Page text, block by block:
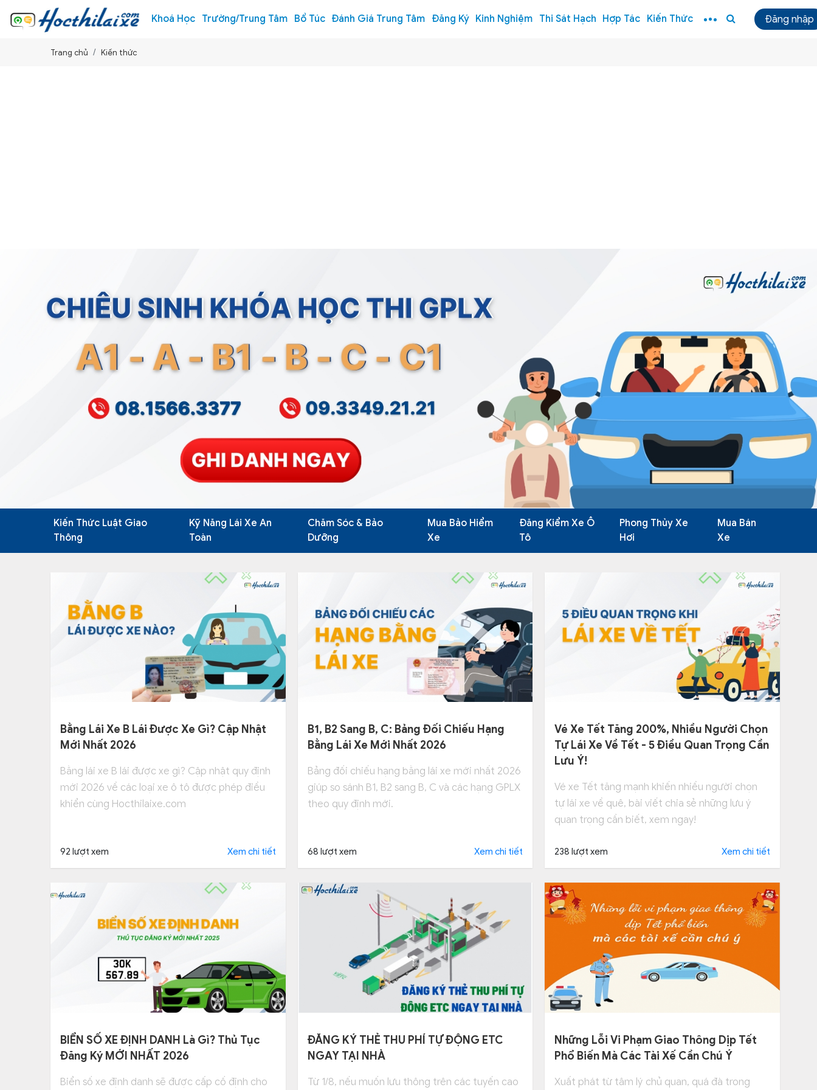
Khoá Học Trường/Trung Tâm Bổ Túc Đánh Giá Trung Tâm Đăng Ký Kinh Nghiệm Thi Sát Hạch Hợp Tác Kiến Thức Đăng nhập
Trang chủ Kiến thức
Kiến Thức Luật Giao
Thông
Kỹ Năng Lái Xe An
Toàn
Chăm Sóc & Bảo
Dưỡng
Mua Bảo Hiểm
Xe
Đăng Kiểm Xe Ô
Tô
Phong Thủy Xe
Hơi
Mua Bán
Xe
Bằng Lái Xe B Lái Được Xe Gì? Cập Nhật
Mới Nhất 2026
Bằng lái xe B lái được xe gì? Cập nhật quy định
mới 2026 về các loại xe ô tô được phép điều
khiển cùng Hocthilaixe.com
92 lượt xem Xem chi tiết
B1, B2 Sang B, C: Bảng Đối Chiếu Hạng
Bằng Lái Xe Mới Nhất 2026
Bảng đối chiếu hạng bằng lái xe mới nhất 2026
giúp so sánh B1, B2 sang B, C và các hạng GPLX
theo quy định mới.
68 lượt xem Xem chi tiết
Vé Xe Tết Tăng 200%, Nhiều Người Chọn
Tự Lái Xe Về Tết - 5 Điều Quan Trọng Cần
Lưu Ý!
Vé xe Tết tăng mạnh khiến nhiều người chọn
tự lái xe về quê, bài viết chia sẻ những lưu ý
quan trọng cần biết, xem ngay!
238 lượt xem Xem chi tiết
BIỂN SỐ XE ĐỊNH DANH Là Gì? Thủ Tục
Đăng Ký MỚI NHẤT 2026
Biển số xe định danh sẽ được cấp cố định cho
ĐĂNG KÝ THẺ THU PHÍ TỰ ĐỘNG ETC
NGAY TẠI NHÀ
Từ 1/8, nếu muốn lưu thông trên các tuyến cao
Những Lỗi Vi Phạm Giao Thông Dịp Tết
Phổ Biến Mà Các Tài Xế Cần Chú Ý
Xuất phát từ tâm lý chủ quan, quá đà trong